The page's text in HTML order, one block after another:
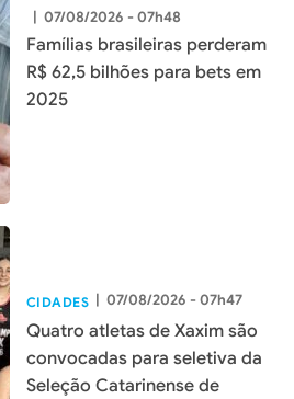
| 07/08/2026 - 07h48
Famílias brasileiras perderam
R$ 62,5 bilhões para bets em
2025
CIDADES | 07/08/2026 - 07h47
Quatro atletas de Xaxim são
convocadas para seletiva da
Seleção Catarinense de